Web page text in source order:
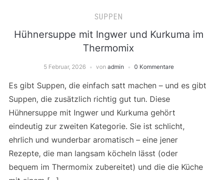
SUPPEN
Hühnersuppe mit Ingwer und Kurkuma im
Thermomix
5 Februar, 2026 von admin 0 Kommentare
Es gibt Suppen, die einfach satt machen – und es gibt
Suppen, die zusätzlich richtig gut tun. Diese
Hühnersuppe mit Ingwer und Kurkuma gehört
eindeutig zur zweiten Kategorie. Sie ist schlicht,
ehrlich und wunderbar aromatisch – eine jener
Rezepte, die man langsam köcheln lässt (oder
bequem im Thermomix zubereitet) und die die Küche